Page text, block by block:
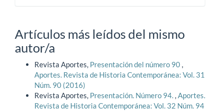
Artículos más leídos del mismo
autor/a
Revista Aportes, Presentación del número 90,
Aportes. Revista de Historia Contemporánea: Vol. 31
Núm. 90 (2016)
Revista Aportes, Presentación. Número 94.,Aportes.
Revista de Historia Contemporánea: Vol. 32 Núm. 94